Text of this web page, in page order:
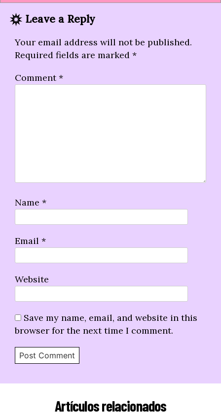
Leave a Reply
Your email address will not be published.
Required fields are marked *
Comment*
Name *
Email *
Website
Save my name, email, and website in this
browser for the next time I comment.
Artículos relacionados